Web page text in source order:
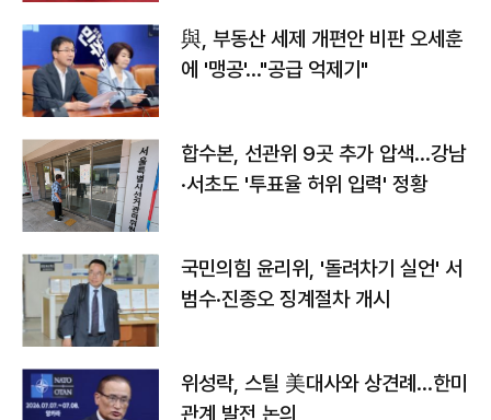
與, 부동산 세제 개편안 비판 오세훈
에 '맹공'…"공급 억제기"
합수본, 선관위 9곳 추가 압색…강남
·서초도 '투표율 허위 입력' 정황
국민의힘 윤리위, '돌려차기 실언' 서
범수·진종오 징계절차 개시
위성락, 스틸 美대사와 상견례…한미
관계 발전 논의